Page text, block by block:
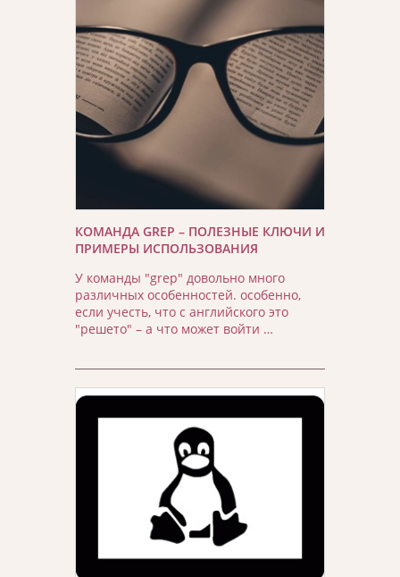
КОМАНДА GREP – ПОЛЕЗНЫЕ КЛЮЧИ И
ПРИМЕРЫ ИСПОЛЬЗОВАНИЯ
У команды "grep" довольно много
различных особенностей. особенно,
если учесть, что с английского это
"решето" – а что может войти …